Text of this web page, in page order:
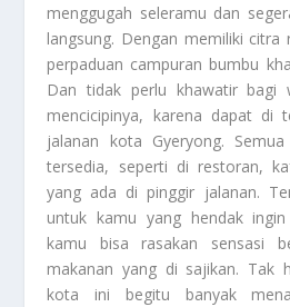
menggugah seleramu dan
langsung. Dengan memiliki citra
perpaduan campuran bumbu
Dan tidak perlu khawatir bagi
mencicipinya, karena dapat di
jalanan kota Gyeryong.
tersedia, seperti di restoran,
yang ada di pinggir jalanan.
untuk kamu yang hendak
kamu bisa rasakan sensasi
makanan yang di sajikan. Tak
kota ini begitu banyak